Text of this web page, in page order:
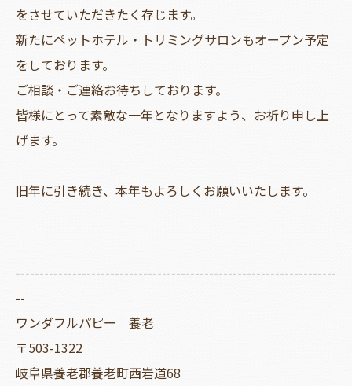
をさせていただきたく存じます。
新たにペットホテル・トリミングサロンもオープン予定
をしております。
ご相談・ご連絡お待ちしております。
皆様にとって素敵な一年となりますよう、お祈り申し上
げます。
旧年に引き続き、本年もよろしくお願いいたします。
--------------------------------------------------------------------
--
ワンダフルパピー 養老
〒503-1322
岐阜県養老郡養老町西岩道68